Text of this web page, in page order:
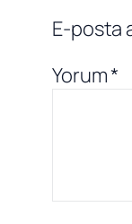
E-posta
Yorum*